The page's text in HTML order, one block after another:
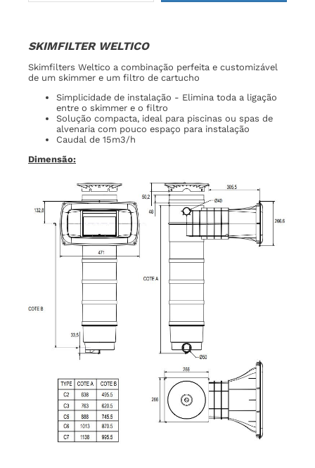
SKIMFILTER WELTICO
Skimfilters Weltico a combinação perfeita e customizável
de um skimmer e um filtro de cartucho
Simplicidade de instalação - Elimina toda a ligação
entre o skimmer e o filtro
Solução compacta, ideal para piscinas ou spas de
alvenaria com pouco espaço para instalação
Caudal de 15m3/h
Dimensão: